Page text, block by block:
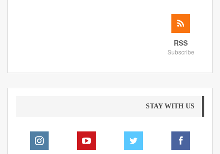
RSS
Subscribe
STAY WITH US